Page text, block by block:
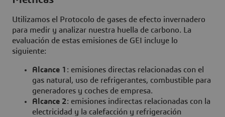
Utilizamos el Protocolo de gases de efecto invernadero
para medir y analizar nuestra huella de carbono. La
evaluación de estas emisiones de GEI incluye lo
siguiente:
Alcance 1 : emisiones directas relacionadas con el
gas natural, uso de refrigerantes, combustible para
generadores y coches de empresa.
Alcance 2: emisiones indirectas relacionadas con la
electricidad y la calefacción y refrigeración